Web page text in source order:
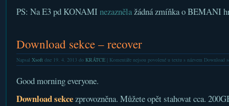
PS: Na E3 pd KONAMI nezaznělažádná zmíňka o BEMANI
Download sekce – recover
Napsal Xsoftdne 19. 4. 2013 do KRÁTCE| Komentáře nejsou povolenéu textu s názvem Download
Good morning everyone.
Download sekcezprovozněna. Můžete opět stahovat cca.